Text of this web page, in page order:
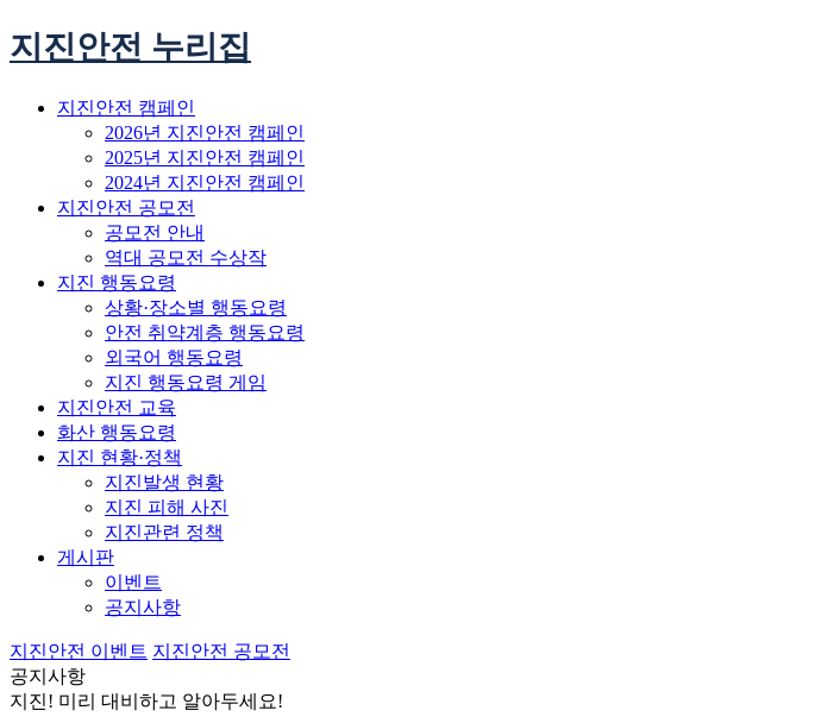
지진안전 누리집
지진안전 캠페인
2026년 지진안전 캠페인
2025년 지진안전 캠페인
2024년 지진안전 캠페인
지진안전 공모전
공모전 안내
역대 공모전 수상작
지진 행동요령
상황·장소별 행동요령
안전 취약계층 행동요령
외국어 행동요령
지진 행동요령 게임
지진안전 교육
화산 행동요령
지진 현황·정책
지진발생 현황
지진 피해 사진
지진관련 정책
게시판
이벤트
공지사항
지진안전 이벤트 지진안전 공모전
공지사항
지진! 미리 대비하고 알아두세요!